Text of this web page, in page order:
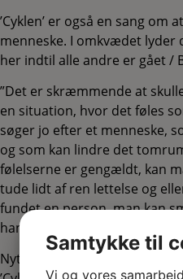
’Cyklen’ er også en sang om
menneske. I omkvædet lyder
her indtil alle andre er gået /
”Det er skræmmende at
en situation, hvor det føles
søger jo efter et menneske,
og som kan lindre det
følelserne er gengældt, kan
tude lidt af ren lettelse og
fundet en person, man kan
handler sangen også om,”
Nyt album og omfattende
Samtykke til
Vi og vores